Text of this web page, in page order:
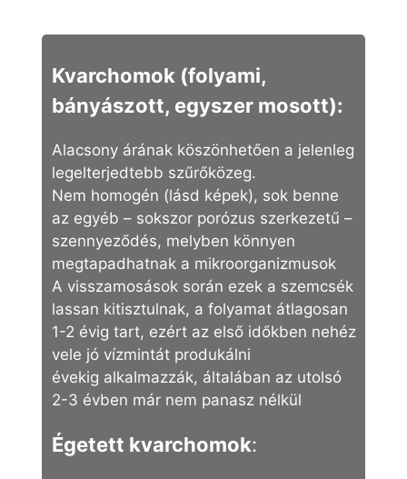
Kvarchomok (folyami,
bányászott, egyszer mosott):
Alacsony árának köszönhetően a jelenleg
legelterjedtebb szűrőközeg.
Nem homogén (lásd képek), sok benne
az egyéb – sokszor porózus szerkezetű –
szennyeződés, melyben könnyen
megtapadhatnak a mikroorganizmusok
A visszamosások során ezek a szemcsék
lassan kitisztulnak, a folyamat átlagosan
1-2 évig tart, ezért az első időkben nehéz
vele jó vízmintát produkálni
évekig alkalmazzák, általában az utolsó
2-3 évben már nem panasz nélkül
Égetett kvarchomok: